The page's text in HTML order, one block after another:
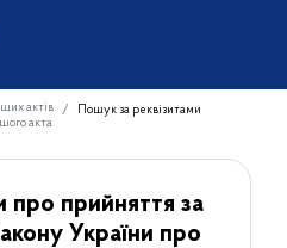
актів
Пошук за реквізитами
акта
про прийняття за
України про